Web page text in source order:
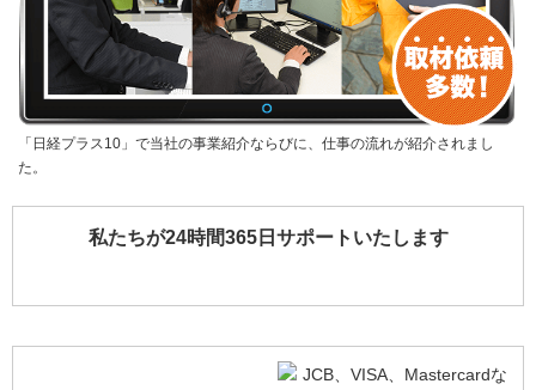
「日経プラス10」で当社の事業紹介ならびに、仕事の流れが紹介されまし
た。
私たちが24時間365日サポートいたします